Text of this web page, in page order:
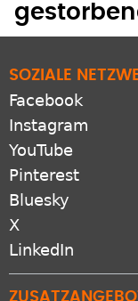
SOZIALE
Facebook
Instagram
YouTube
Pinterest
Bluesky
X
LinkedIn